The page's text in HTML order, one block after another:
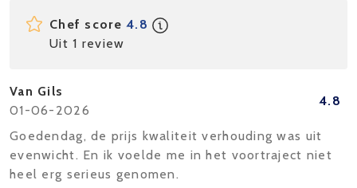
Chef score4.8
Uit 1 review
Van Gils
01-06-2026
4.8
Goedendag, de prijs kwaliteit verhouding was uit
evenwicht. En ik voelde me in het voortraject niet
heel erg serieus genomen.